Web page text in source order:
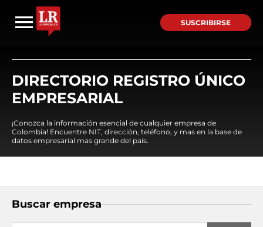
SUSCRIBIRSE
DIRECTORIO REGISTRO ÚNICO
EMPRESARIAL
¡Conozca la información esencial de cualquier empresa de
Colombia! Encuentre NIT, dirección, teléfono, y mas en la base de
datos empresarial mas grande del país.
Buscar empresa